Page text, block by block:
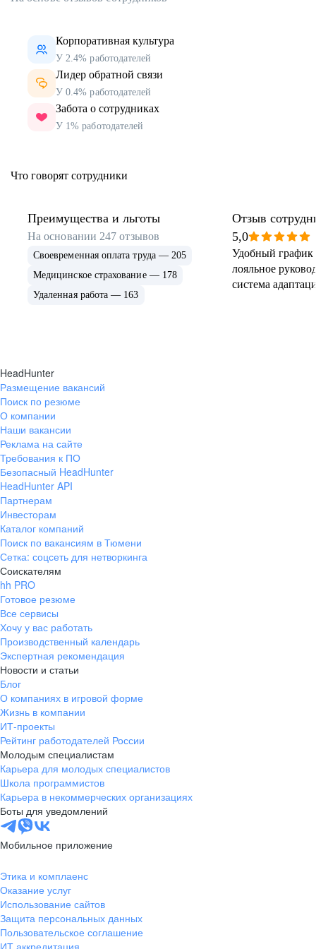
Корпоративная культура
У 2.4% работодателей
Лидер обратной связи
У 0.4% работодателей
Забота о сотрудниках
У 1% работодателей
Что говорят сотрудники
Преимущества и льготы
На основании 247 отзывов
Своевременная оплата труда — 205
Медицинское страхование — 178
Удаленная работа — 163
Отзыв
5,0
Удобный график
лояльное
система
HeadHunter
Размещение вакансий
Поиск по резюме
О компании
Наши вакансии
Реклама на сайте
Требования к ПО
Безопасный HeadHunter
HeadHunter API
Партнерам
Инвесторам
Каталог компаний
Поиск по вакансиям в Тюмени
Сетка: соцсеть для нетворкинга
Соискателям
hh PRO
Готовое резюме
Все сервисы
Хочу у вас работать
Производственный календарь
Экспертная рекомендация
Новости и статьи
Блог
О компаниях в игровой форме
Жизнь в компании
ИТ-проекты
Рейтинг работодателей России
Молодым специалистам
Карьера для молодых специалистов
Школа программистов
Карьера в некоммерческих организациях
Боты для уведомлений
Мобильное приложение
Этика и комплаенс
Оказание услуг
Использование сайтов
Защита персональных данных
Пользовательское соглашение